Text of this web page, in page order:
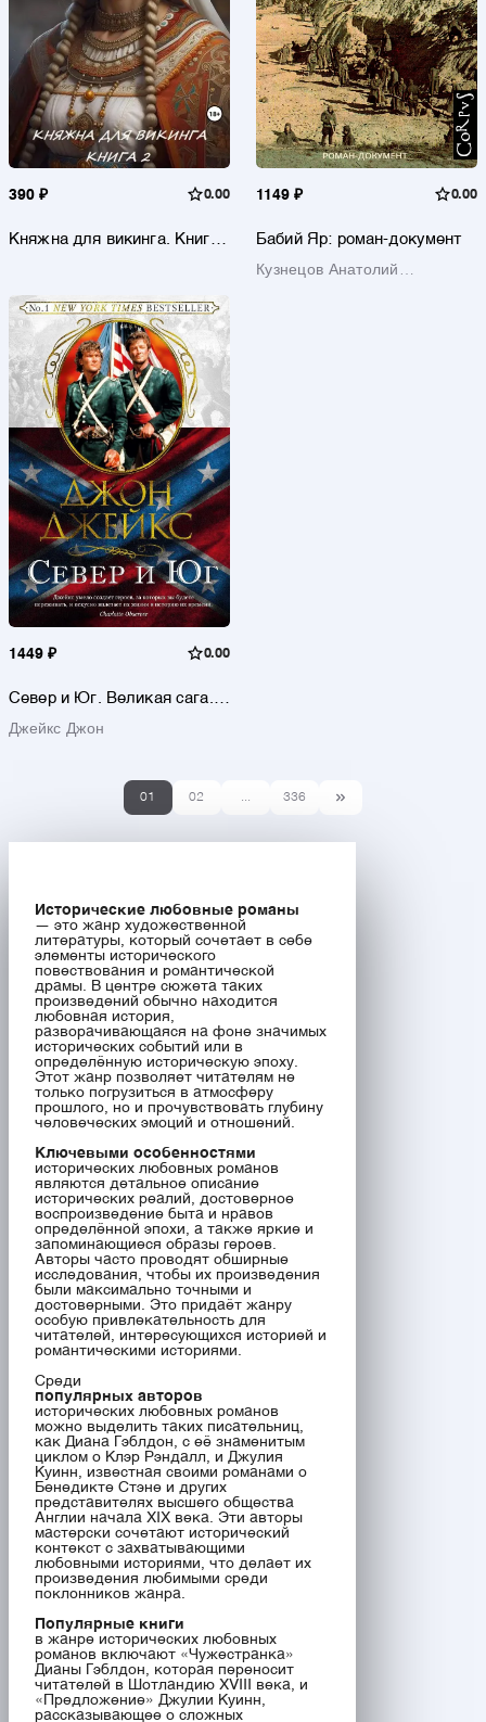
390 ₽ 0.00
Княжна для викинга. Книга
1149 ₽ 0.00
Бабий Яр: роман-документ
Кузнецов Анатолий
1449 ₽ 0.00
Север и Юг. Великая сага.
Джейкс Джон
01 02 ... 336
Исторические любовные романы
— это жанр художественной
литературы, который сочетает в себе
элементы исторического
повествования и романтической
драмы. В центре сюжета таких
произведений обычно находится
любовная история,
разворачивающаяся на фоне значимых
исторических событий или в
определённую историческую эпоху.
Этот жанр позволяет читателям не
только погрузиться в атмосферу
прошлого, но и прочувствовать глубину
человеческих эмоций и отношений.
Ключевыми особенностями
исторических любовных романов
являются детальное описание
исторических реалий, достоверное
воспроизведение быта и нравов
определённой эпохи, а также яркие и
запоминающиеся образы героев.
Авторы часто проводят обширные
исследования, чтобы их произведения
были максимально точными и
достоверными. Это придаёт жанру
особую привлекательность для
читателей, интересующихся историей и
романтическими историями.
Среди
популярных авторов
исторических любовных романов
можно выделить таких писательниц,
как Диана Гэблдон, с её знаменитым
циклом о Клэр Рэндалл, и Джулия
Куинн, известная своими романами о
Бенедикте Стэне и других
представителях высшего общества
Англии начала XIX века. Эти авторы
мастерски сочетают исторический
контекст с захватывающими
любовными историями, что делает их
произведения любимыми среди
поклонников жанра.
Популярные книги
в жанре исторических любовных
романов включают «Чужестранка»
Дианы Гэблдон, которая переносит
читателей в Шотландию XVIII века, и
«Предложение» Джулии Куинн,
рассказывающее о сложных